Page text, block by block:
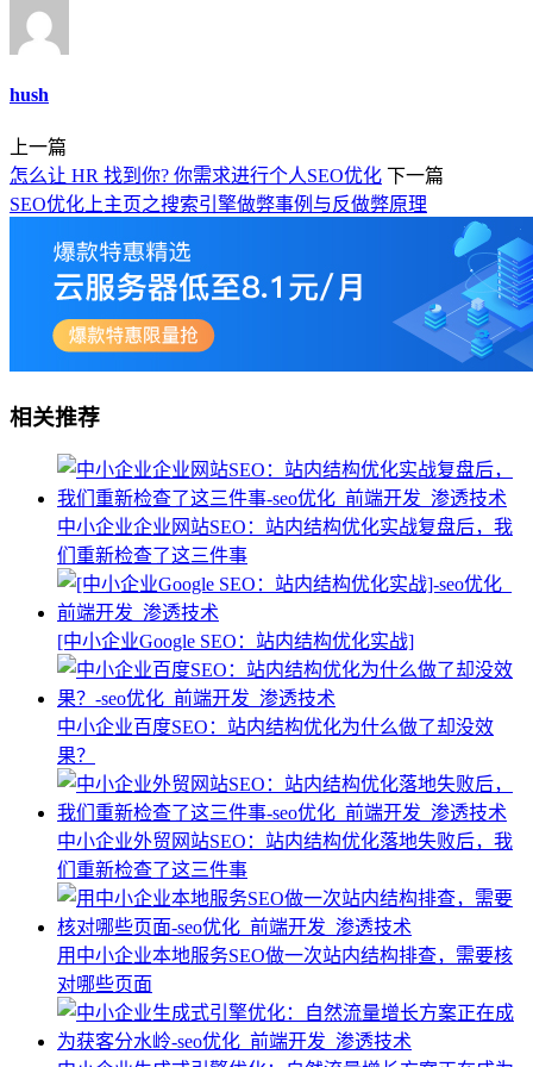
hush
上一篇
怎么让 HR 找到你? 你需求进行个人SEO优化 下一篇
SEO优化上主页之搜索引擎做弊事例与反做弊原理
相关推荐
中小企业企业网站SEO：站内结构优化实战复盘后，我
们重新检查了这三件事
[中小企业Google SEO：站内结构优化实战]
中小企业百度SEO：站内结构优化为什么做了却没效
果？
中小企业外贸网站SEO：站内结构优化落地失败后，我
们重新检查了这三件事
用中小企业本地服务SEO做一次站内结构排查，需要核
对哪些页面